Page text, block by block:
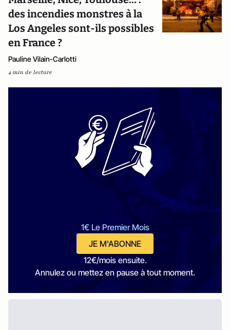
des incendies monstres à la
Los Angeles sont-ils possibles
en France ?
Pauline Vilain-Carlotti
4 min de lecture
1€ Le Premier Mois
JE M'ABONNE
12€/mois ensuite.
Annulez ou mettez en pause à tout moment.